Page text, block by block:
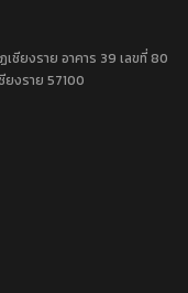
เชียงราย อาคาร 39 เลขที่ 80
ยงราย 57100